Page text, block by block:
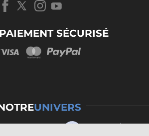
PAIEMENT SÉCURISÉ
UNIVERS